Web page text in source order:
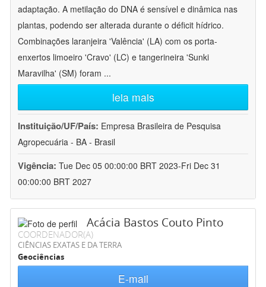
adaptação. A metilação do DNA é sensível e dinâmica nas
plantas, podendo ser alterada durante o déficit hídrico.
Combinações laranjeira 'Valência' (LA) com os porta-
enxertos limoeiro 'Cravo' (LC) e tangerineira 'Sunki
Maravilha' (SM) foram ...
leia mais
Instituição/UF/País: Empresa Brasileira de Pesquisa
Agropecuária - BA - Brasil
Vigência: Tue Dec 05 00:00:00 BRT 2023-Fri Dec 31
00:00:00 BRT 2027
Acácia Bastos Couto Pinto
COORDENADOR(A)
CIÊNCIAS EXATAS E DA TERRA
Geociências
E-mail